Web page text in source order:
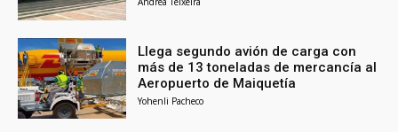
Llega segundo avión de carga con
más de 13 toneladas de mercancía al
Aeropuerto de Maiquetía
Yohenli Pacheco